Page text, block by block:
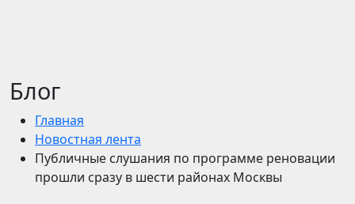
Блог
Главная
Новостная лента
Публичные слушания по программе реновации
прошли сразу в шести районах Москвы